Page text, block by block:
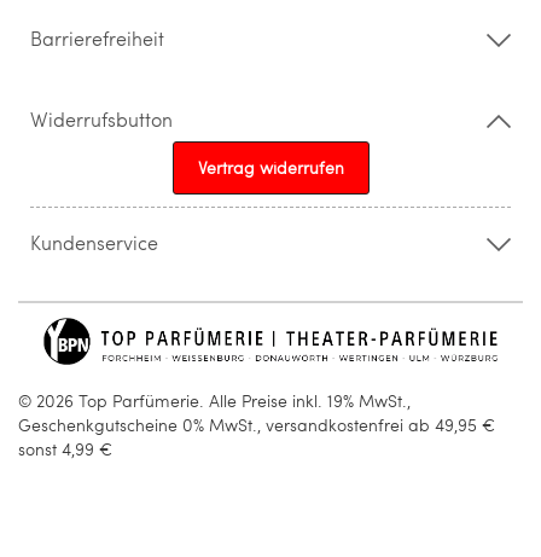
Barrierefreiheit
Widerrufsbutton
Vertrag widerrufen
Kundenservice
info@topparfuemerie.de
© 2026 Top Parfümerie. Alle Preise inkl. 19% MwSt.,
Geschenkgutscheine 0% MwSt., versandkostenfrei ab 49,95 €
sonst 4,99 €